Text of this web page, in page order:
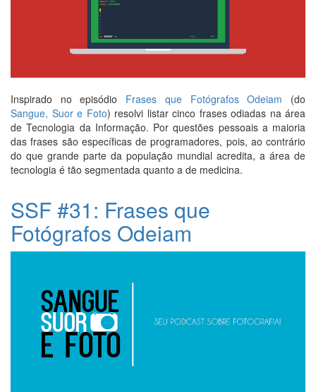
Inspirado no episódio Frases que Fotógrafos Odeiam (do
Sangue, Suor e Foto) resolvi listar cinco frases odiadas na área
de Tecnologia da Informação. Por questões pessoais a maioria
das frases são específicas de programadores, pois, ao contrário
do que grande parte da população mundial acredita, a área de
tecnologia é tão segmentada quanto a de medicina.
SSF #31: Frases que
Fotógrafos Odeiam